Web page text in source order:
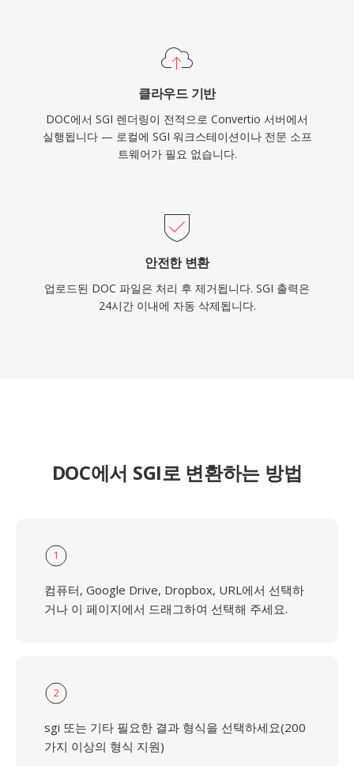
클라우드 기반
DOC에서 SGI 렌더링이 전적으로 Convertio 서버에서
실행됩니다 — 로컬에 SGI 워크스테이션이나 전문 소프
트웨어가 필요 없습니다.
안전한 변환
업로드된 DOC 파일은 처리 후 제거됩니다. SGI 출력은
24시간 이내에 자동 삭제됩니다.
DOC에서 SGI로 변환하는 방법
1
컴퓨터, Google Drive, Dropbox, URL에서 선택하
거나 이 페이지에서 드래그하여 선택해 주세요.
2
sgi 또는 기타 필요한 결과 형식을 선택하세요(200
가지 이상의 형식 지원)